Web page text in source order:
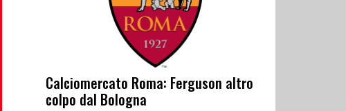
Calciomercato Roma: Ferguson altro
colpo dal Bologna